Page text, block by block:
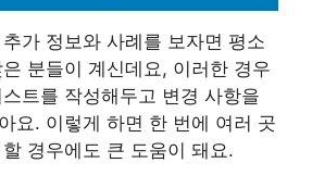
가 정보와 사례를 보자면 평소
분들이 계신데요, 이러한 경우
트를 작성해두고 변경 사항을
요. 이렇게 하면 한 번에 여러 곳
경우에도 큰 도움이 돼요.